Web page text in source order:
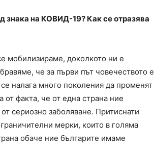
знака на КОВИД-19? Как се отразява
мобилизираме, доколкото ни е
че за първи път човечеството е
налага много поколения да променят
факта, че от една страна ние
сериозно заболяване. Притиснати
мерки, които в голяма
обаче ние българите имаме